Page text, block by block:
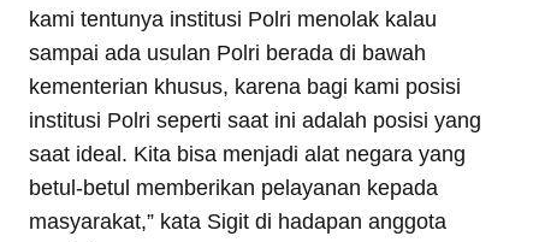
kami tentunya institusi Polri menolak kalau
sampai ada usulan Polri berada di bawah
kementerian khusus, karena bagi kami posisi
institusi Polri seperti saat ini adalah posisi yang
saat ideal. Kita bisa menjadi alat negara yang
betul-betul memberikan pelayanan kepada
masyarakat,” kata Sigit di hadapan anggota